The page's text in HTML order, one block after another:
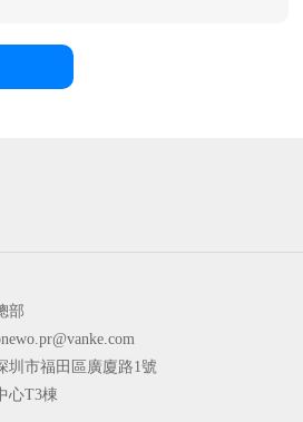
部
圳市福田區廣廈路1號
心T3棟